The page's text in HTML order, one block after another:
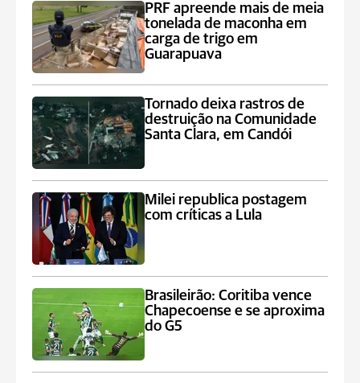
PRF apreende mais de meia
tonelada de maconha em
carga de trigo em
Guarapuava
Tornado deixa rastros de
destruição na Comunidade
Santa Clara, em Candói
Milei republica postagem
com críticas a Lula
Brasileirão: Coritiba vence
Chapecoense e se aproxima
do G5